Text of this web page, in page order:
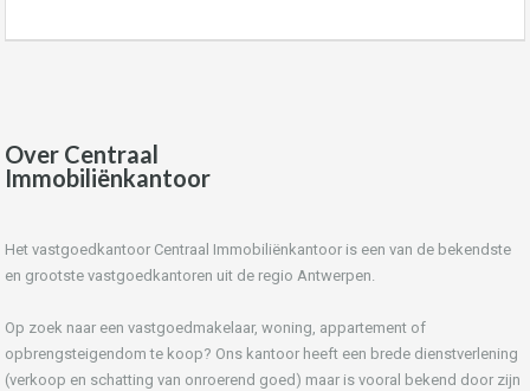
Over Centraal
Immobiliënkantoor
Het vastgoedkantoor Centraal Immobiliënkantoor is een van de bekendste
en grootste vastgoedkantoren uit de regio Antwerpen.
Op zoek naar een vastgoedmakelaar, woning, appartement of
opbrengsteigendom te koop? Ons kantoor heeft een brede dienstverlening
(verkoop en schatting van onroerend goed) maar is vooral bekend door zijn